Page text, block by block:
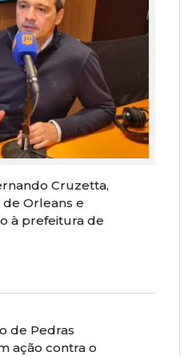
Cruzetta,
Orleans e
à prefeitura de
de Pedras
ação contra o